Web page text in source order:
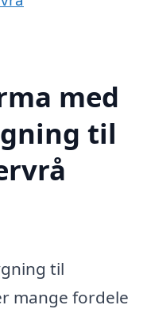
med
til
til
mange fordele